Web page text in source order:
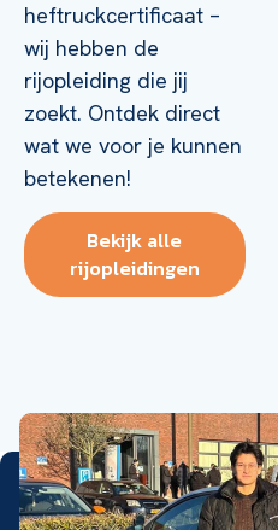
heftruckcertificaat –
wij hebben de
rijopleiding die jij
zoekt. Ontdek direct
wat we voor je kunnen
betekenen!
Bekijk alle
rijopleidingen
Auto